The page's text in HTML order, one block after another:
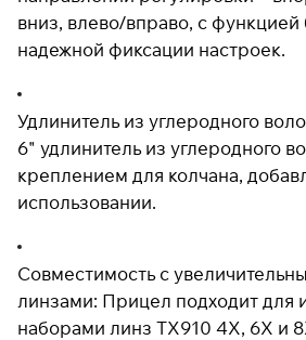
вниз, влево/вправо, с
надежной фиксации настроек.
Удлинитель из углеродного
6" удлинитель из углеродного
креплением для колчана,
использовании.
Совместимость с
линзами: Прицел подходит для
наборами линз TX910 4X, 6X и